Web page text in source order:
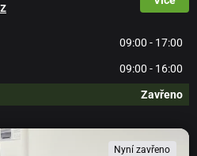
09:00 - 17:00
09:00 - 16:00
Zavřeno
Nyní zavřeno